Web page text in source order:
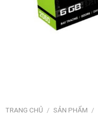
TRANG CHỦ / SẢN PHẨM /